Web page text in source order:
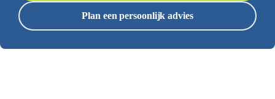
Plan een persoonlijk advies